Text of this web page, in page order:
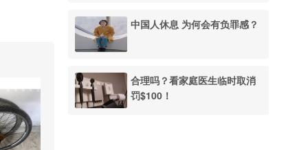
中国人休息 为何会有负罪感？
合理吗？看家庭医生临时取消
罚$100！